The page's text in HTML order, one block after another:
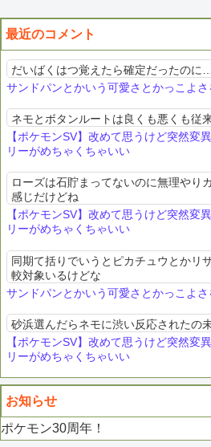
最近のコメント
だいばくはつ覚えたら確定だったのに…
サンドパンとかいう可愛さとかっこよ
ネモとボタンルートは良くも悪くも従
【ポケモンSV】改めて思うけど突然変
リーがめちゃくちゃいい
ローズは石貯まってないのに無理やり
感じだけどね
【ポケモンSV】改めて思うけど突然変
リーがめちゃくちゃいい
同期て括りでいうとピカチュウとかリ
較対象いるけどな
サンドパンとかいう可愛さとかっこよ
砂浜選んだらネモに渋い反応されたの
【ポケモンSV】改めて思うけど突然変
リーがめちゃくちゃいい
お知らせ
ポケモン30周年！